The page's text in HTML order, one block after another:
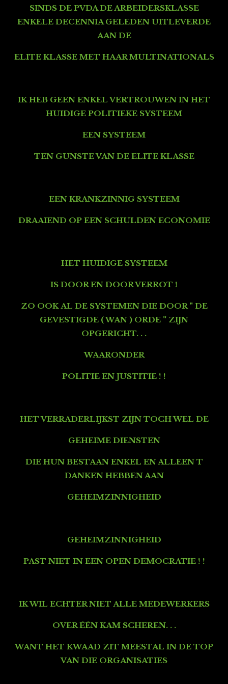
SINDS DE PVDA DE ARBEIDERSKLASSE
ENKELE DECENNIA GELEDEN UITLEVERDE
AAN DE
ELITE KLASSE MET HAAR MULTINATIONALS
IK HEB GEEN ENKEL VERTROUWEN IN HET
HUIDIGE POLITIEKE SYSTEEM
EEN SYSTEEM
TEN GUNSTE VAN DE ELITE KLASSE
EEN KRANKZINNIG SYSTEEM
DRAAIEND OP EEN SCHULDEN ECONOMIE
HET HUIDIGE SYSTEEM
IS DOOR EN DOOR VERROT !
ZO OOKAL DE SYSTEMEN DIE DOOR " DE
GEVESTIGDE ( WAN ) ORDE " ZIJN
OPGERICHT. . .
WAARONDER
POLITIE EN JUSTITIE ! !
HET VERRADERLIJKST ZIJN TOCH WEL DE
GEHEIME DIENSTEN
DIE HUN BESTAAN ENKEL EN ALLEEN T
DANKEN HEBBEN AAN
GEHEIMZINNIGHEID
GEHEIMZINNIGHEID
PAST NIET IN EEN OPEN DEMOCRATIE ! !
IK WIL ECHTER NIET ALLE MEDEWERKERS
OVER ÉÉN KAM SCHEREN. . .
WANT HET KWAAD ZIT MEESTAL IN DE TOP
VAN DIE ORGANISATIES